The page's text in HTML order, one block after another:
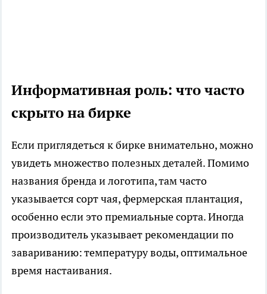
Информативная роль: что часто
скрыто на бирке
Если приглядеться к бирке внимательно, можно
увидеть множество полезных деталей. Помимо
названия бренда и логотипа, там часто
указывается сорт чая, фермерская плантация,
особенно если это премиальные сорта. Иногда
производитель указывает рекомендации по
завариванию: температуру воды, оптимальное
время настаивания.